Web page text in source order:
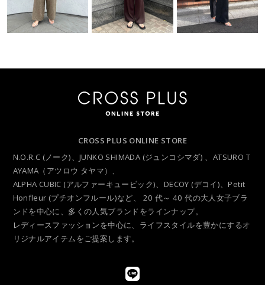
CROSS PLUS ONLINE STORE
N.O.R.C (ノーク)、JUNKO SHIMADA (ジュンコシマダ) 、ATSURO T
AYAMA（アツロウ タヤマ）、
ALPHA CUBIC (アルファーキュービック)、DECOY (デコイ)、Petit
Honfleur (プチオンフルール)など、 20 代～ 40 代の大人女子ブラ
ンドを中心に、多くの人気ブランドをラインナップ。
レディースファッションを中心に、ライフスタイルを豊かにするオ
リジナルアイテムをご提案します。